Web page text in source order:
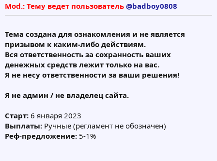
Mod.: Тему ведет пользователь @badboy0808
Тема создана для ознакомления и не является
призывом к каким-либо действиям.
Вся ответственность за сохранность ваших
денежных средств лежит только на вас.
Я не несу ответственности за ваши решения!
Я не админ / не владелец сайта.
Старт: 6 января 2023
Выплаты: Ручные (регламент не обозначен)
Реф-предложение: 5-1%